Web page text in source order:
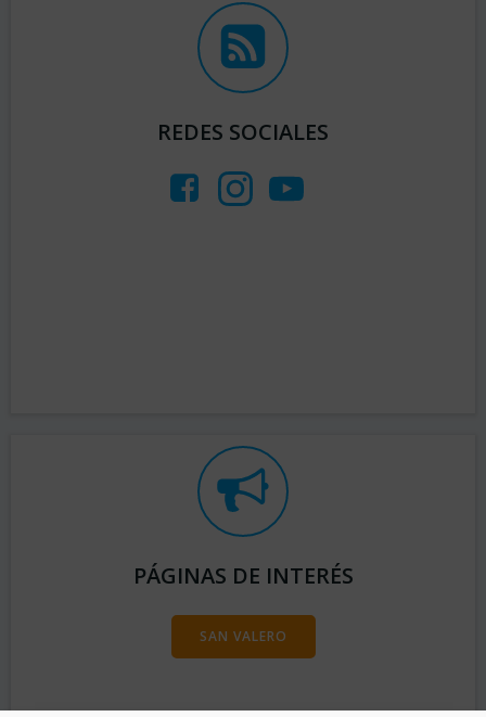
REDES SOCIALES
PÁGINAS DE INTERÉS
SAN VALERO